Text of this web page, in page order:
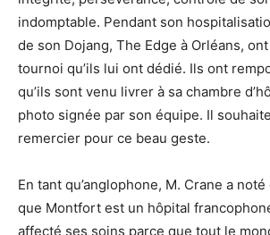
indomptable. Pendant son
de son Dojang, The Edge à Orléans,
tournoi qu’ils lui ont dédié. Ils ont
qu’ils sont venu livrer à sa chambre
photo signée par son équipe. Il
remercier pour ce beau geste.
En tant qu’anglophone, M. Crane a
que Montfort est un hôpital
affecté ses soins parce que tout le